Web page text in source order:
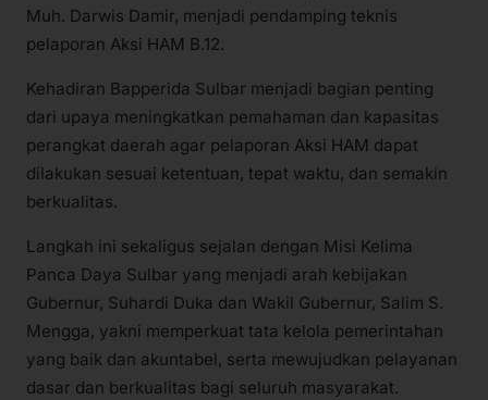
Muh. Darwis Damir, menjadi pendamping teknis
pelaporan Aksi HAM B.12.
Kehadiran Bapperida Sulbar menjadi bagian penting
dari upaya meningkatkan pemahaman dan kapasitas
perangkat daerah agar pelaporan Aksi HAM dapat
dilakukan sesuai ketentuan, tepat waktu, dan semakin
berkualitas.
Langkah ini sekaligus sejalan dengan Misi Kelima
Panca Daya Sulbar yang menjadi arah kebijakan
Gubernur, Suhardi Duka dan Wakil Gubernur, Salim S.
Mengga, yakni memperkuat tata kelola pemerintahan
yang baik dan akuntabel, serta mewujudkan pelayanan
dasar dan berkualitas bagi seluruh masyarakat.